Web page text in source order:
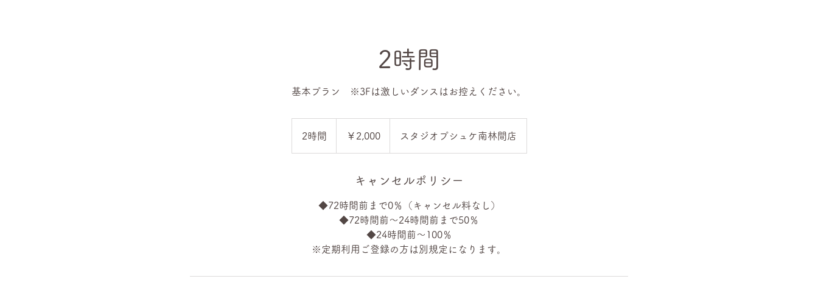
2時間
基本プラン ※3Fは激しいダンスはお控えください。
2時間 ￥2,000 スタジオプシュケ南林間店
キャンセルポリシー
◆72時間前まで0％（キャンセル料なし）
◆72時間前〜24時間前まで50％
◆24時間前〜100％
※定期利用ご登録の方は別規定になります。